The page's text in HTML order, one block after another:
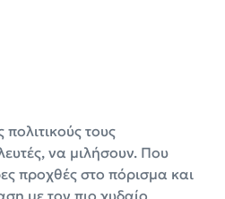
τους
να μιλήσουν. Που
προχθές στο πόρισμα και
με τον πιο χυδαίο